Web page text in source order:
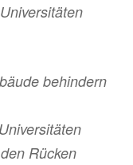
behindern
Rücken